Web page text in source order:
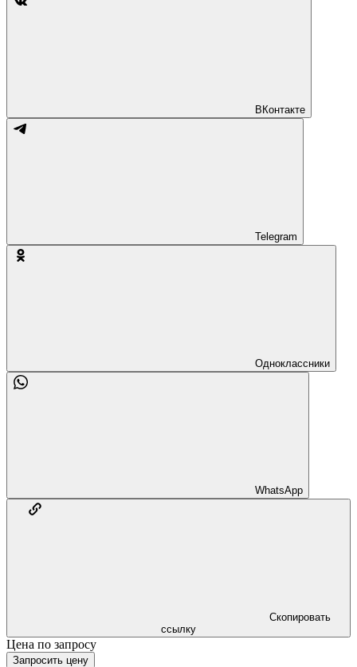
ВКонтакте
Telegram
Одноклассники
WhatsApp
Скопировать
ссылку
Цена по запросу
Запросить цену